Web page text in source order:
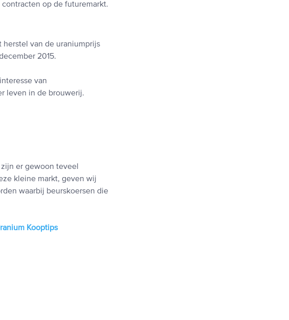
op de futuremarkt.
herstel van de uraniumprijs
2015.
van
leven in de brouwerij.
er gewoon teveel
kleine markt, geven wij
waarbij beurskoersen die
Kooptips